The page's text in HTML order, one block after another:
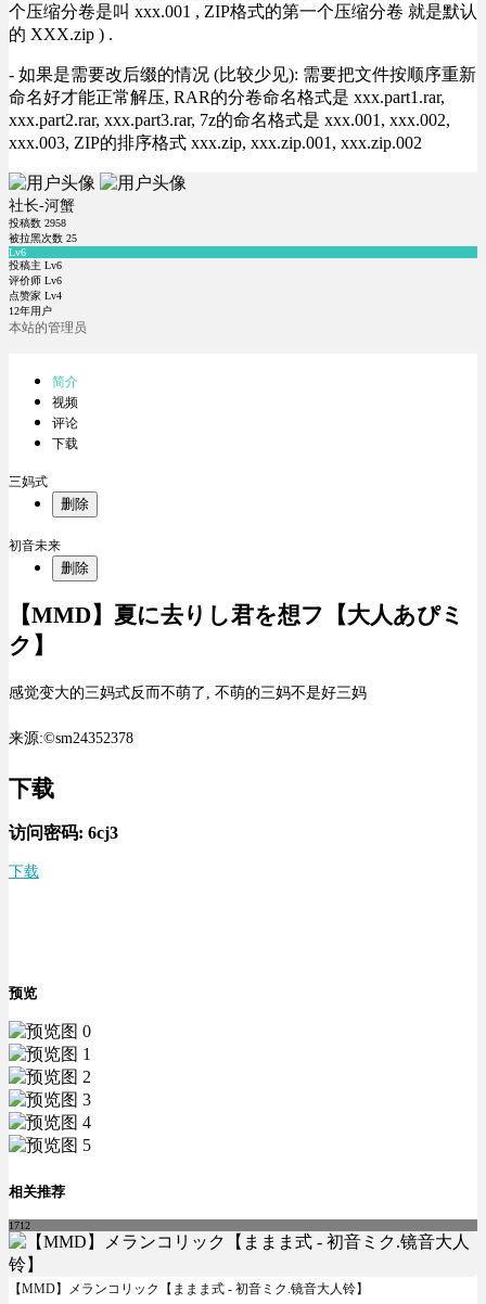
个压缩分卷是叫 xxx.001 , ZIP格式的第一个压缩分卷 就是默认
的 XXX.zip ) .
- 如果是需要改后缀的情况 (比较少见): 需要把文件按顺序重新
命名好才能正常解压, RAR的分卷命名格式是 xxx.part1.rar,
xxx.part2.rar, xxx.part3.rar, 7z的命名格式是 xxx.001, xxx.002,
xxx.003, ZIP的排序格式 xxx.zip, xxx.zip.001, xxx.zip.002
社长-河蟹
投稿数 2958
被拉黑次数 25
Lv6
投稿主 Lv6
评价师 Lv6
点赞家 Lv4
12年用户
本站的管理员
简介
视频
评论
下载
三妈式
删除
初音未来
删除
【MMD】夏に去りし君を想フ【大人あぴミ
ク】
感觉变大的三妈式反而不萌了, 不萌的三妈不是好三妈
来源:©sm24352378
下载
访问密码: 6cj3
下载
预览
相关推荐
1712
【MMD】メランコリック【ままま式 - 初音ミク.镜音大人铃】